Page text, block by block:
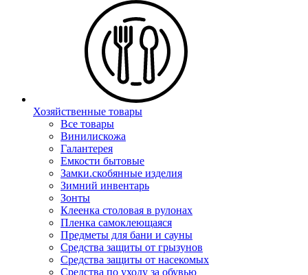
Хозяйственные товары
Все товары
Винилискожа
Галантерея
Емкости бытовые
Замки.скобянные изделия
Зимний инвентарь
Зонты
Клеенка столовая в рулонах
Пленка самоклеющаяся
Предметы для бани и сауны
Средства защиты от грызунов
Средства защиты от насекомых
Средства по уходу за обувью